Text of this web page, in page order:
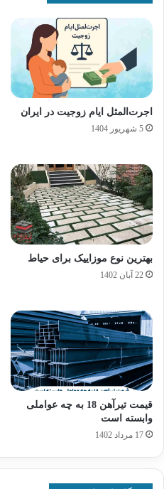
اجرت‌المثل ایام زوجیت در ایران
5 شهریور 1404
بهترین نوع موزاییک برای حیاط
22 آبان 1402
قیمت تیرآهن 18 به چه عواملی
وابسته است
17 مرداد 1402